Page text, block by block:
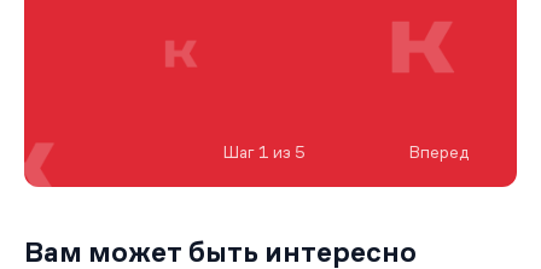
Шаг 1 из 5 Вперед
Вам может быть интересно